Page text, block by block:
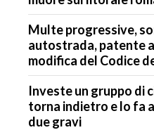
Multe progressive,
autostrada, patente
modifica del Codice
Investe un gruppo di
torna indietro e lo fa
due gravi